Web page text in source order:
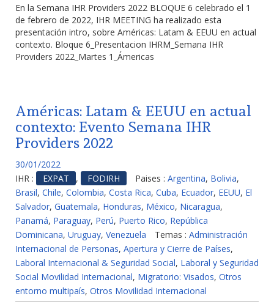
En la Semana IHR Providers 2022 BLOQUE 6 celebrado el 1
de febrero de 2022, IHR MEETING ha realizado esta
presentación intro, sobre Américas: Latam & EEUU en actual
contexto. Bloque 6_Presentacion IHRM_Semana IHR
Providers 2022_Martes 1_Ámericas
Américas: Latam & EEUU en actual
contexto: Evento Semana IHR
Providers 2022
30/01/2022
IHR :
EXPAT , FODIRH Paises : Argentina, Bolivia,
Brasil, Chile, Colombia, Costa Rica, Cuba, Ecuador, EEUU, El
Salvador, Guatemala, Honduras, México, Nicaragua,
Panamá, Paraguay, Perú, Puerto Rico, República
Dominicana, Uruguay, Venezuela Temas : Administración
Internacional de Personas, Apertura y Cierre de Países,
Laboral Internacional & Seguridad Social, Laboral y Seguridad
Social Movilidad Internacional, Migratorio: Visados, Otros
entorno multipaís, Otros Movilidad Internacional